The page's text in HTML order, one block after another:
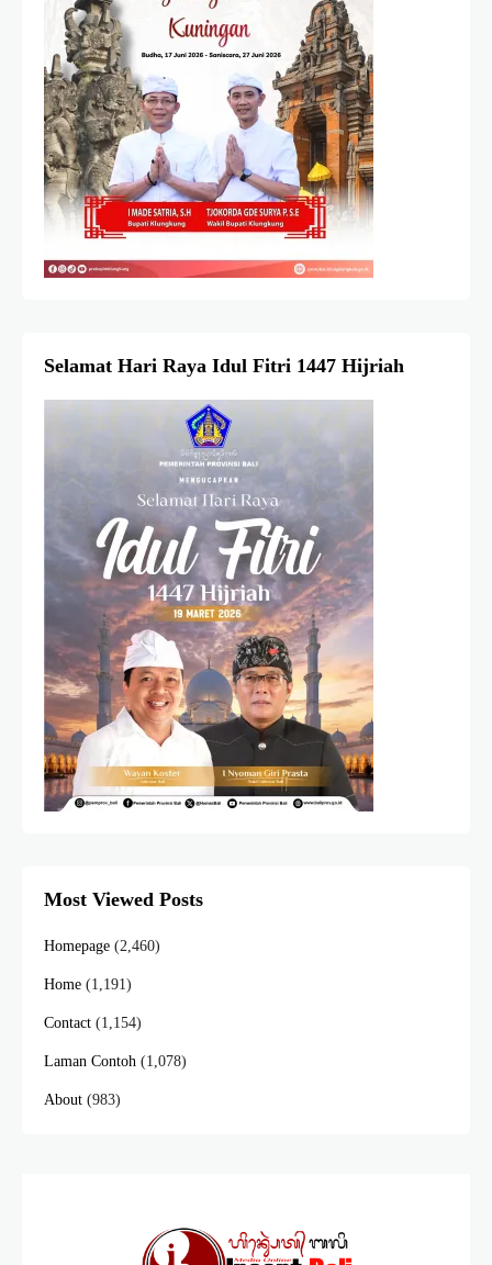
Selamat Hari Raya Idul Fitri 1447 Hijriah
Most Viewed Posts
Homepage (2,460)
Home (1,191)
Contact (1,154)
Laman Contoh (1,078)
About (983)